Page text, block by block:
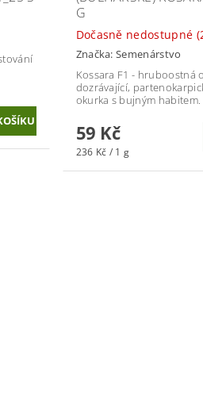
G
Dočasně nedostupné
Značka:Semenárstvo
Kossara F1 - hruboostná
dozrávající,
okurka s bujným habitem.
59 Kč
236 Kč / 1 g